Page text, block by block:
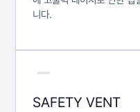
니다.
SAFETY VENT